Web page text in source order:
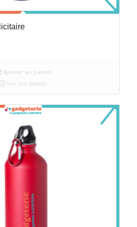
Ajouter au panier
Voir les détails